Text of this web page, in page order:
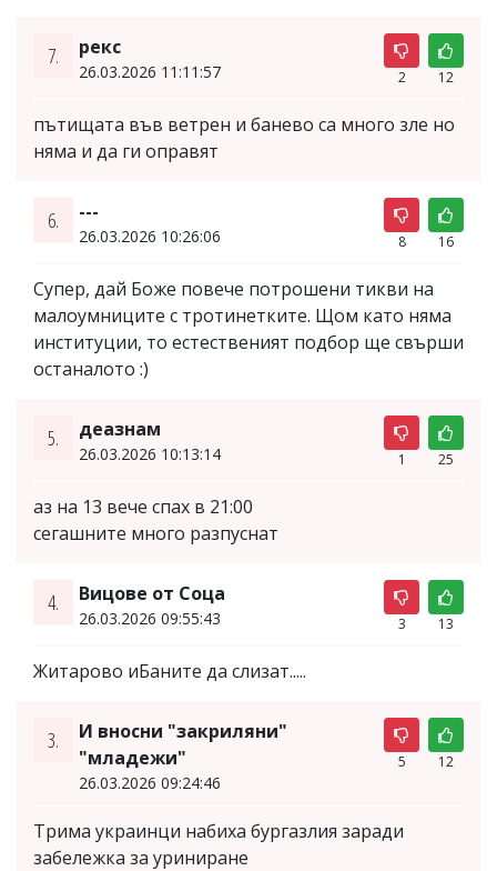
7. рекс
26.03.2026 11:11:57 2 12
пътищата във ветрен и банево са много зле но
няма и да ги оправят
6. ---
26.03.2026 10:26:06 8 16
Супер, дай Боже повече потрошени тикви на
малоумниците с тротинетките. Щом като няма
институции, то естественият подбор ще свърши
останалото :)
5. деазнам
26.03.2026 10:13:14 1 25
аз на 13 вече спах в 21:00
сегашните много разпуснат
4. Вицове от Соца
26.03.2026 09:55:43 3 13
Житарово иБаните да слизат.....
3.
И вносни "закриляни"
"младежи"
26.03.2026 09:24:46
5 12
Трима украинци набиха бургазлия заради
забележка за уриниране